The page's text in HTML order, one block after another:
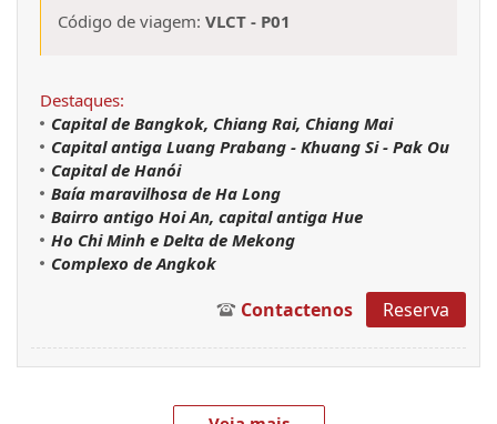
Código de viagem: VLCT - P01
Destaques:
Capital de Bangkok, Chiang Rai, Chiang Mai
Capital antiga Luang Prabang - Khuang Si - Pak Ou
Capital de Hanói
Baía maravilhosa de Ha Long
Bairro antigo Hoi An, capital antiga Hue
Ho Chi Minh e Delta de Mekong
Complexo de Angkok
Contactenos Reserva